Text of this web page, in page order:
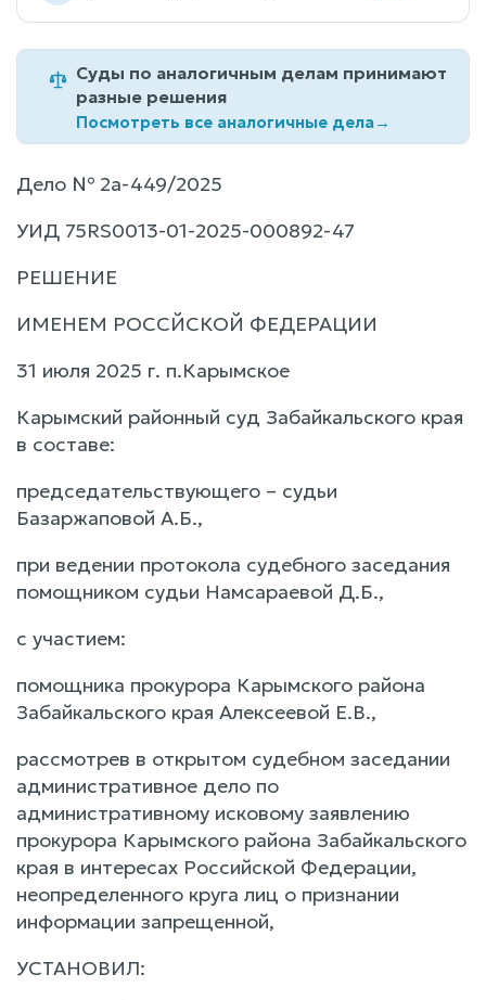
Суды по аналогичным делам принимают
разные решения
Посмотреть все аналогичные дела→
Дело № 2а-449/2025
УИД 75RS0013-01-2025-000892-47
РЕШЕНИЕ
ИМЕНЕМ РОССЙСКОЙ ФЕДЕРАЦИИ
31 июля 2025 г. п.Карымское
Карымский районный суд Забайкальского края
в составе:
председательствующего – судьи
Базаржаповой А.Б.,
при ведении протокола судебного заседания
помощником судьи Намсараевой Д.Б.,
с участием:
помощника прокурора Карымского района
Забайкальского края Алексеевой Е.В.,
рассмотрев в открытом судебном заседании
административное дело по
административному исковому заявлению
прокурора Карымского района Забайкальского
края в интересах Российской Федерации,
неопределенного круга лиц о признании
информации запрещенной,
УСТАНОВИЛ: